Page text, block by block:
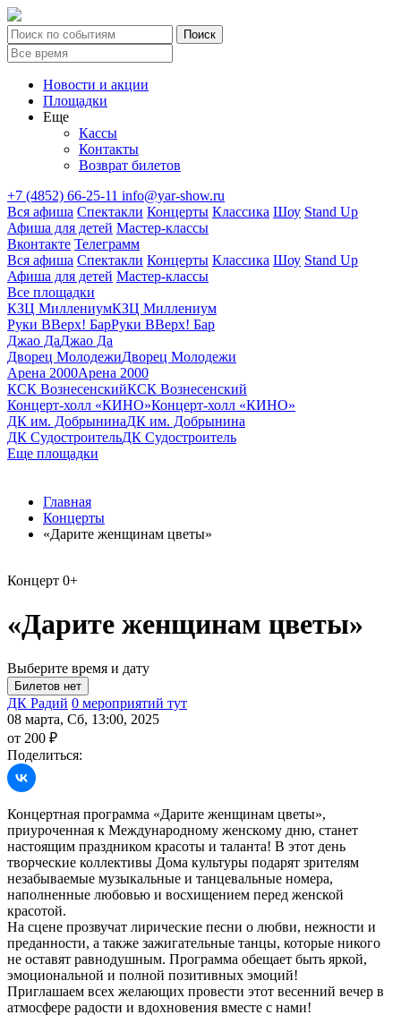
Новости и акции
Площадки
Еще
Кассы
Контакты
Возврат билетов
+7 (4852) 66-25-11 info@yar-show.ru
Вся афиша Спектакли Концерты Классика Шоу Stand Up
Афиша для детей Мастер-классы
Вконтакте Телеграмм
Вся афиша Спектакли Концерты Классика Шоу Stand Up
Афиша для детей Мастер-классы
Все площадки
КЗЦ МиллениумКЗЦ Миллениум
Руки ВВерх! БарРуки ВВерх! Бар
Джао ДаДжао Да
Дворец МолодежиДворец Молодежи
Арена 2000Арена 2000
КСК ВознесенскийКСК Вознесенский
Концерт-холл «КИНО»Концерт-холл «КИНО»
ДК им. ДобрынинаДК им. Добрынина
ДК СудостроительДК Судостроитель
Еще площадки
Главная
Концерты
«Дарите женщинам цветы»
Концерт 0+
«Дарите женщинам цветы»
Выберите время и дату
ДК Радий 0 мероприятий тут
08 марта, Сб, 13:00, 2025
от 200 ₽
Поделиться:
Концертная программа «Дарите женщинам цветы»,
приуроченная к Международному женскому дню, станет
настоящим праздником красоты и таланта! В этот день
творческие коллективы Дома культуры подарят зрителям
незабываемые музыкальные и танцевальные номера,
наполненные любовью и восхищением перед женской
красотой.
На сцене прозвучат лирические песни о любви, нежности и
преданности, а также зажигательные танцы, которые никого
не оставят равнодушным. Программа обещает быть яркой,
эмоциональной и полной позитивных эмоций!
Приглашаем всех желающих провести этот весенний вечер в
атмосфере радости и вдохновения вместе с нами!